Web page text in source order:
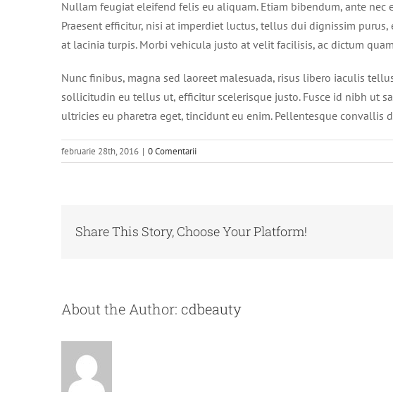
Nullam feugiat eleifend felis eu aliquam. Etiam bibendum, ante
Praesent efficitur, nisi at imperdiet luctus, tellus dui dignissim
at lacinia turpis. Morbi vehicula justo at velit facilisis, ac dictum
Nunc finibus, magna sed laoreet malesuada, risus libero iaculis
sollicitudin eu tellus ut, efficitur scelerisque justo. Fusce id nibh ut
ultricies eu pharetra eget, tincidunt eu enim. Pellentesque convallis
februarie 28th, 2016 | 0 Comentarii
Share This Story, Choose Your Platform!
About the Author: cdbeauty